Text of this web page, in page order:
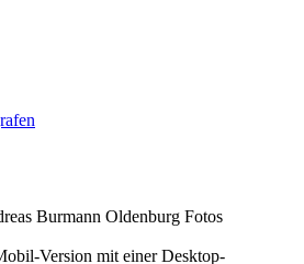
Version mit einer Desktop-